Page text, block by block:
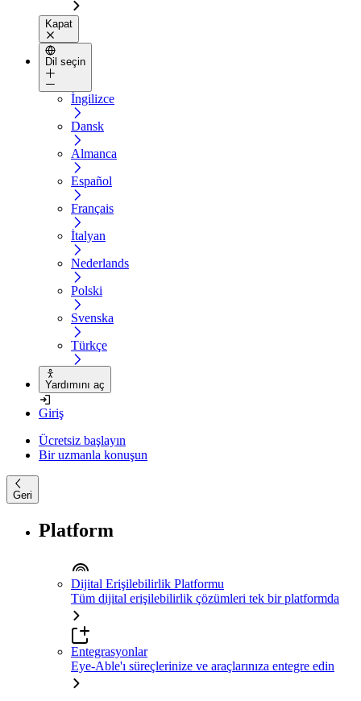
Kapat
Dil seçin
İngilizce
Dansk
Almanca
Español
Français
İtalyan
Nederlands
Polski
Svenska
Türkçe
Yardımını aç
Giriş
Ücretsiz başlayın
Bir uzmanla konuşun
Geri
Platform
Dijital Erişilebilirlik Platformu
Tüm dijital erişilebilirlik çözümleri tek bir platformda
Entegrasyonlar
Eye-Able'ı süreçlerinize ve araçlarınıza entegre edin